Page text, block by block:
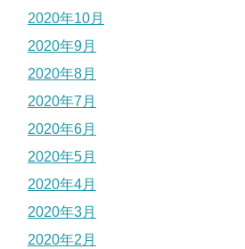
2020年10月
2020年9月
2020年8月
2020年7月
2020年6月
2020年5月
2020年4月
2020年3月
2020年2月